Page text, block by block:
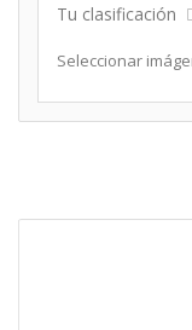
Tu clasificación
Seleccionar